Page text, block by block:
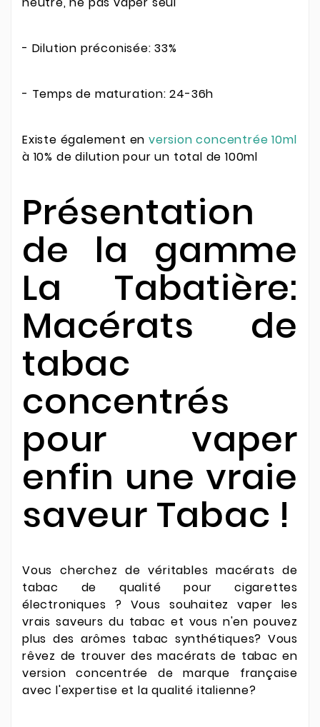
- Dilution préconisée: 33%
- Temps de maturation: 24-36h
Existe également enversion concentrée 10ml
à 10% de dilution pour un total de 100ml
Présentation
de la gamme
La Tabatière:
Macérats de
tabac
concentrés
pour vaper
enfin une vraie
saveur Tabac !
Vous cherchez de véritables macérats de
tabac de qualité pour cigarettes
électroniques ? Vous souhaitez vaper les
vrais saveurs du tabac et vous n'en pouvez
plus des arômes tabac synthétiques? Vous
rêvez de trouver des macérats de tabac en
version concentrée de marque française
avec l'expertise et la qualité italienne?